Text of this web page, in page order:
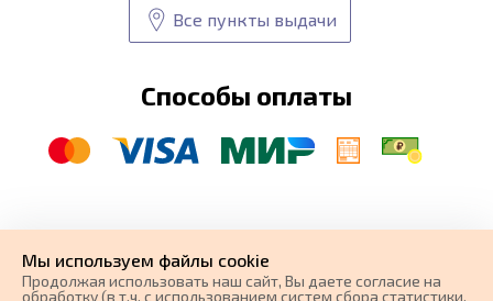
Все пункты выдачи
Способы оплаты
автоковрики
разработка и
поисковое продвижение сайта
Мы используем файлы cookie
Продолжая использовать наш cайт, Вы даете согласие на
обработку (в т.ч. с использованием систем сбора статистики,